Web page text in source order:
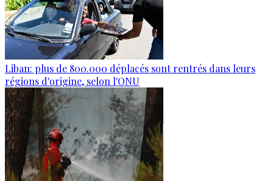
Liban: plus de 800.000 déplacés sont rentrés dans leurs
régions d'origine, selon l'ONU